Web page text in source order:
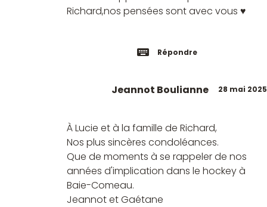
Richard,nos pensées sont avec vous ♥️
Répondre
28 mai 2025
Jeannot Boulianne
À Lucie et à la famille de Richard,
Nos plus sincères condoléances.
Que de moments à se rappeler de nos
années d'implication dans le hockey à
Baie-Comeau.
Jeannot et Gaétane